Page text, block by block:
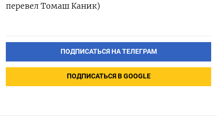
перевел Томаш Каник)
ПОДПИСАТЬСЯ НА ТЕЛЕГРАМ
ПОДПИСАТЬСЯ В GOOGLE